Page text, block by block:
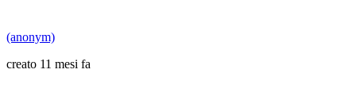
(anonym)
creato 11 mesi fa